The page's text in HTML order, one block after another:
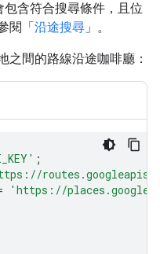
包含符合搜尋條件，且位
閱「沿途搜尋 」。
之間的路線沿途咖啡廳：
;
'https://